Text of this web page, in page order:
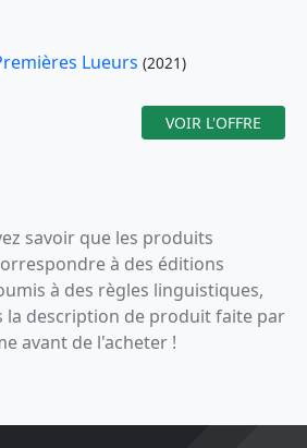
Lueurs (2021)
VOIR L'OFFRE
savoir que les produits
à des éditions
à des règles linguistiques,
la description de produit faite par
avant de l'acheter !